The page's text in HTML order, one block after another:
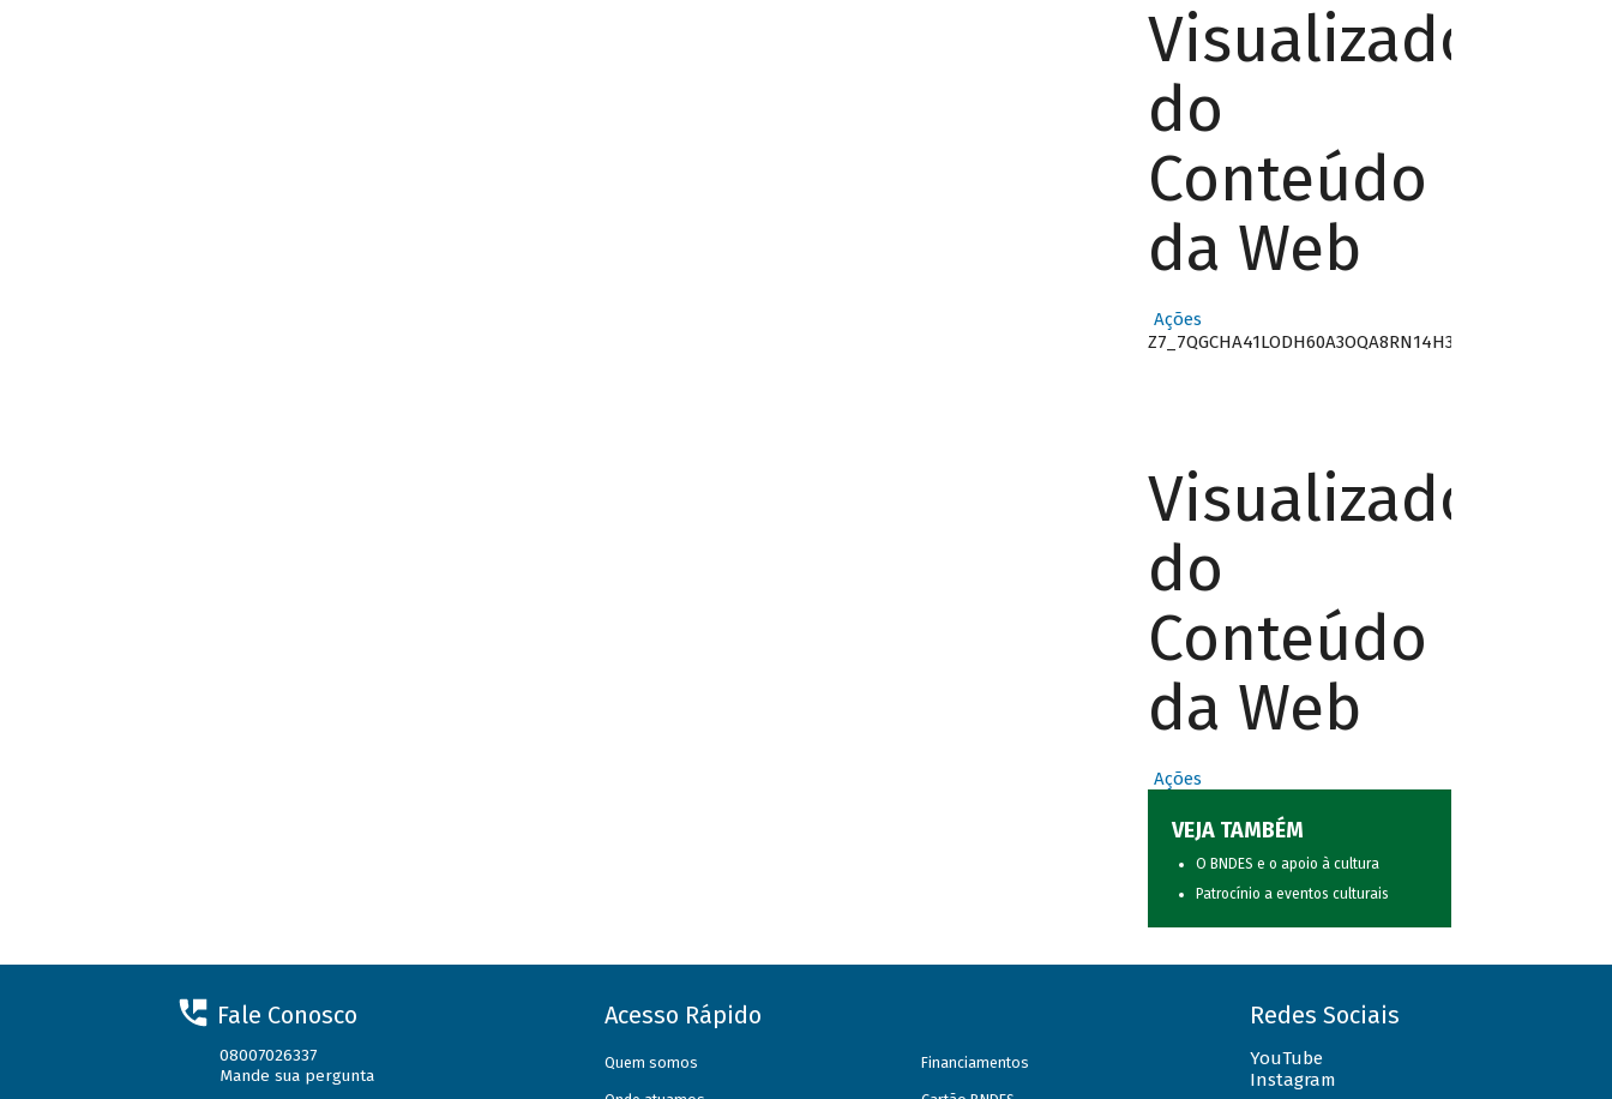
Visualizador
do
Conteúdo
da Web
Ações
Z7_7QGCHA41LODH60A3OQA8RN14H3
Visualizador
do
Conteúdo
da Web
Ações
VEJA TAMBÉM
O BNDES e o apoio à cultura
Patrocínio a eventos culturais
Fale Conosco
08007026337
Mande sua pergunta
Acesso Rápido
Quem somos Financiamentos
Redes Sociais
YouTube
Instagram